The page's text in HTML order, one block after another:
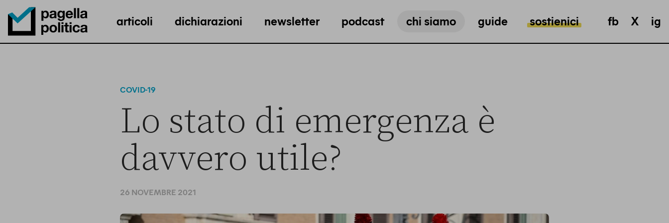
Pagella Politica Logo
articoli dichiarazioni newsletter podcast chi siamo guide sostienici fb X ig
COVID-19
Lo stato di emergenza è
davvero utile?
26 NOVEMBRE 2021